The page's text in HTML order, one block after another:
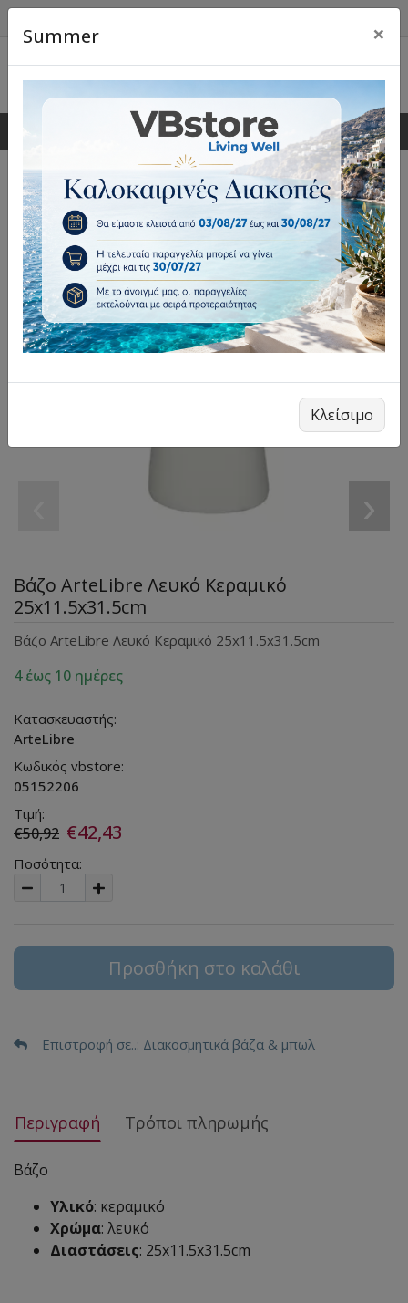
0 0
›
Βάζο ArteLibre Λευκό Κεραμικό
25x11.5x31.5cm
Βάζο ArteLibre Λευκό Κεραμικό 25x11.5x31.5cm
4 έως 10 ημέρες
Κατασκευαστής:
ArteLibre
Κωδικός vbstore:
05152206
Τιμή:
€50,92 €42,43
Ποσότητα:
Προσθήκη στο καλάθι
Επιστροφή σε..: Διακοσμητικά βάζα & μπωλ
Περιγραφή Τρόποι πληρωμής
Βάζο
Υλικό: κεραμικό
Χρώμα: λευκό
Διαστάσεις: 25x11.5x31.5cm
Summer ×
Κλείσιμο